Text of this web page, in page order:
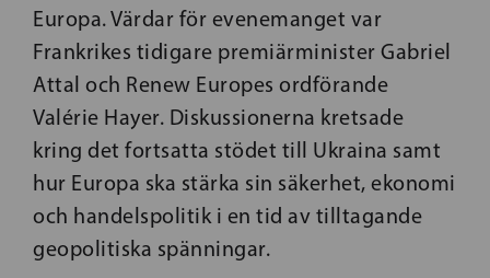
Europa. Värdar för evenemanget var
Frankrikes tidigare premiärminister Gabriel
Attal och Renew Europes ordförande
Valérie Hayer. Diskussionerna kretsade
kring det fortsatta stödet till Ukraina samt
hur Europa ska stärka sin säkerhet, ekonomi
och handelspolitik i en tid av tilltagande
geopolitiska spänningar.